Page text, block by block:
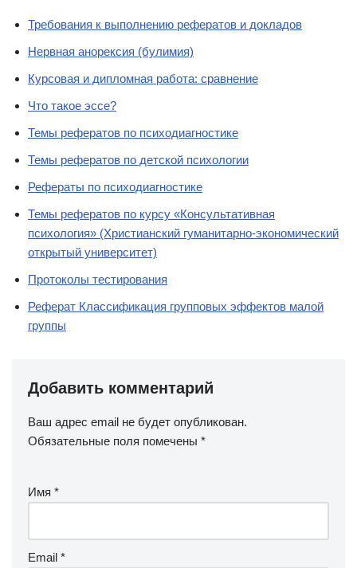
Требования к выполнению рефератов и докладов
Нервная анорексия (булимия)
Курсовая и дипломная работа: сравнение
Что такое эссе?
Темы рефератов по психодиагностике
Темы рефератов по детской психологии
Рефераты по психодиагностике
Темы рефератов по курсу «Консультативная
психология» (Христианский гуманитарно-экономический
открытый университет)
Протоколы тестирования
Реферат Классификация групповых эффектов малой
группы
Добавить комментарий
Ваш адрес email не будет опубликован.
Обязательные поля помечены *
Имя *
Email *